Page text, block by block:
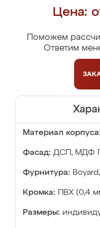
Цена:
Поможем
Ответим
Материал корпуса:
Фасад: ДСП, МДФ
Фурнитура:
Кромка: ПВХ (0,4
Размеры: